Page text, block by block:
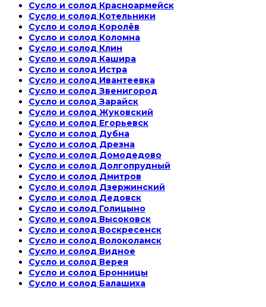
Сусло и солод Красноармейск
Сусло и солод Котельники
Сусло и солод Королёв
Сусло и солод Коломна
Сусло и солод Клин
Сусло и солод Кашира
Сусло и солод Истра
Сусло и солод Ивантеевка
Сусло и солод Звенигород
Сусло и солод Зарайск
Сусло и солод Жуковский
Сусло и солод Егорьевск
Сусло и солод Дубна
Сусло и солод Дрезна
Сусло и солод Домодедово
Сусло и солод Долгопрудный
Сусло и солод Дмитров
Сусло и солод Дзержинский
Сусло и солод Дедовск
Сусло и солод Голицыно
Сусло и солод Высоковск
Сусло и солод Воскресенск
Сусло и солод Волоколамск
Сусло и солод Видное
Сусло и солод Верея
Сусло и солод Бронницы
Сусло и солод Балашиха